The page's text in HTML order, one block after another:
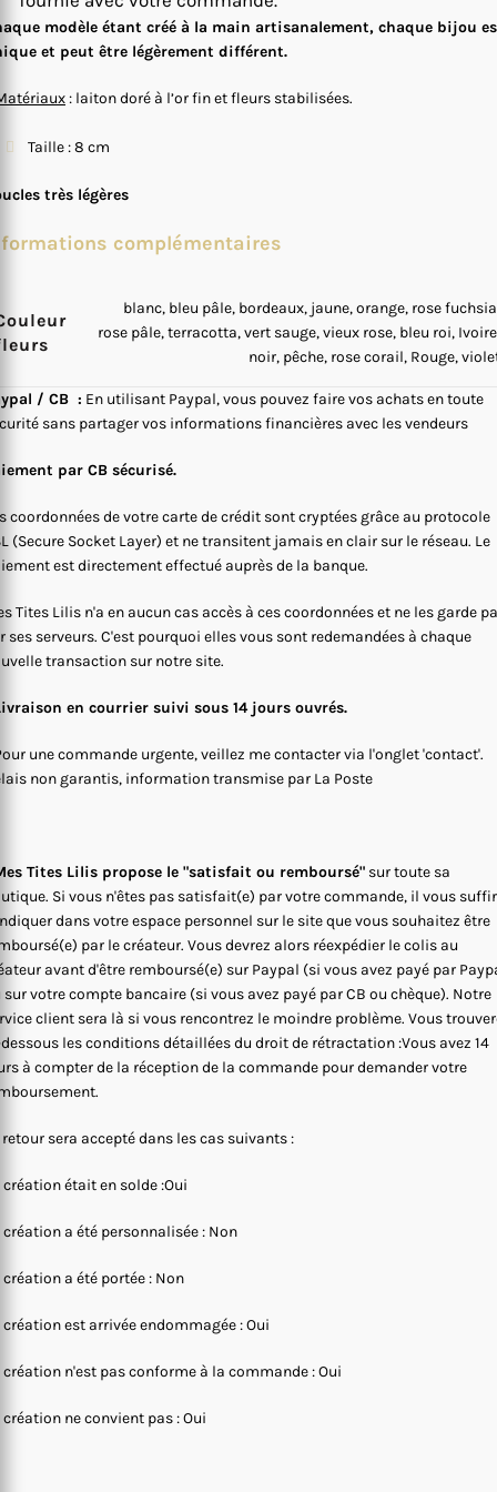
modèle étant créé à la main artisanalement, chaque bijou
et peut être légèrement différent.
: laiton doré à l’or fin et fleurs stabilisées.
Taille : 8 cm
très légères
complémentaires
blanc, bleu pâle, bordeaux, jaune, orange, rose
rose pâle, terracotta, vert sauge, vieux rose, bleu roi,
noir, pêche, rose corail, Rouge,
/ CB : En utilisant Paypal, vous pouvez faire vos achats en toute
sans partager vos informations financières avec les vendeurs
par CB sécurisé.
coordonnées de votre carte de crédit sont cryptées grâce au protocole
(Secure Socket Layer) et ne transitent jamais en clair sur le réseau. Le
est directement effectué auprès de la banque.
Tites Lilis n'a en aucun cas accès à ces coordonnées et ne les garde
ses serveurs. C'est pourquoi elles vous sont redemandées à chaque
transaction sur notre site.
en courrier suivi sous 14 jours ouvrés.
une commande urgente, veillez me contacter via l'onglet 'contact'.
non garantis, information transmise par La Poste
Tites Lilis propose le "satisfait ou remboursé" sur toute sa
Si vous n'êtes pas satisfait(e) par votre commande, il vous
dans votre espace personnel sur le site que vous souhaitez être
par le créateur. Vous devrez alors réexpédier le colis au
avant d'être remboursé(e) sur Paypal (si vous avez payé par
sur votre compte bancaire (si vous avez payé par CB ou chèque). Notre
client sera là si vous rencontrez le moindre problème. Vous
les conditions détaillées du droit de rétractation :Vous avez 14
à compter de la réception de la commande pour demander votre
retour sera accepté dans les cas suivants :
création était en solde :Oui
création a été personnalisée : Non
création a été portée : Non
création est arrivée endommagée : Oui
création n'est pas conforme à la commande : Oui
création ne convient pas : Oui